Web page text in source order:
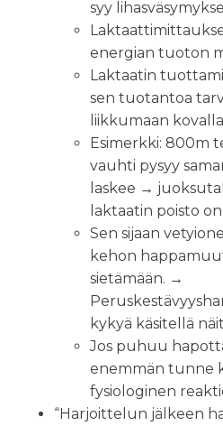
syy
energian tuoton
Laktaatin
sen tuotantoa
liikkumaan
Esimerkki: 800m
vauhti pysyy
laskee →
laktaatin poisto
Sen sijaan
kehon
sietämään. →
kykyä käsitellä
Jos puhuu
enemmän tunne
fysiologinen
“Harjoittelun jälkeen